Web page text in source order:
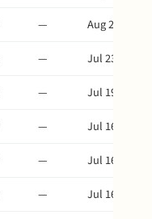
—
Aug 2
—
Jul 23
—
Jul 19
—
Jul 16
—
Jul 16
—
Jul 16